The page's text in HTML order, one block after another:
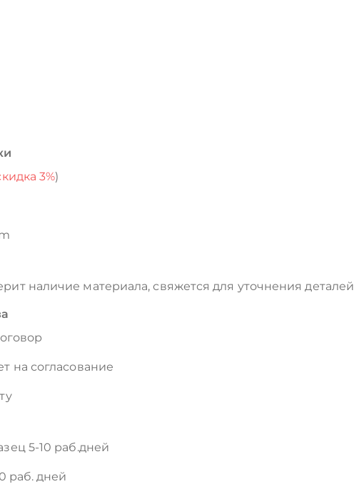
3%)
наличие материала, свяжется для уточнения деталей
на согласование
5-10 раб.дней
раб. дней